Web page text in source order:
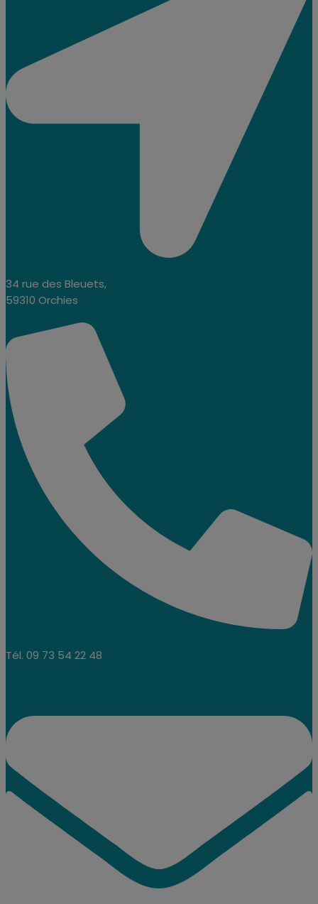
34 rue des Bleuets,
59310 Orchies
Tél. 09 73 54 22 48